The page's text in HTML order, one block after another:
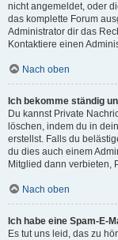
nicht angemeldet, oder
das komplette Forum
Administrator dir das
Kontaktiere einen
Nach oben
Ich bekomme ständig
Du kannst Private
löschen, indem du in
erstellst. Falls du
du dies auch einem
Mitglied dann verbieten,
Nach oben
Ich habe eine Spam-E-
Es tut uns leid, das zu